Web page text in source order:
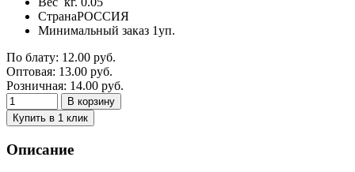
СтранаРОССИЯ
Минимальный заказ 1уп.
По блату: 12.00 руб.
Оптовая: 13.00 руб.
Розничная: 14.00 руб.
В корзину
Купить в 1 клик
Описание